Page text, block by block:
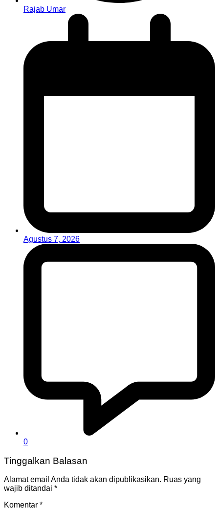
Rajab Umar
Agustus 7, 2026
0
Tinggalkan Balasan
Alamat email Anda tidak akan dipublikasikan. Ruas yang
wajib ditandai *
Komentar *